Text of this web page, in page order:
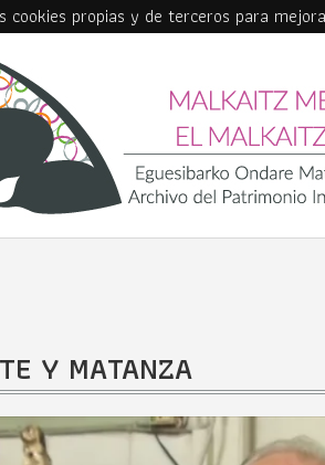
cookies propias y de terceros para
Y MATANZA